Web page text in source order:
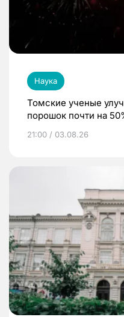
Наука
Томские ученые
порошок почти на
21:00 / 03.08.26